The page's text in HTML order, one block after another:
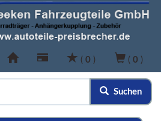
( 0 ) ( 0 )
Suchen